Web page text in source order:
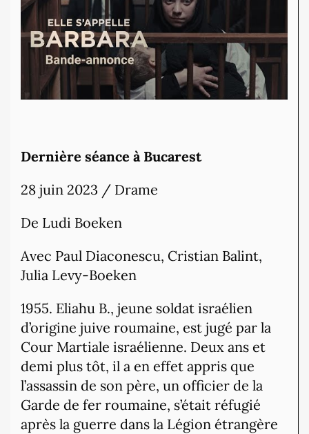
Dernière séance à Bucarest
28 juin 2023 / Drame
De Ludi Boeken
Avec Paul Diaconescu, Cristian Balint,
Julia Levy-Boeken
1955. Eliahu B., jeune soldat israélien
d’origine juive roumaine, est jugé par la
Cour Martiale israélienne. Deux ans et
demi plus tôt, il a en effet appris que
l’assassin de son père, un officier de la
Garde de fer roumaine, s’était réfugié
après la guerre dans la Légion étrangère